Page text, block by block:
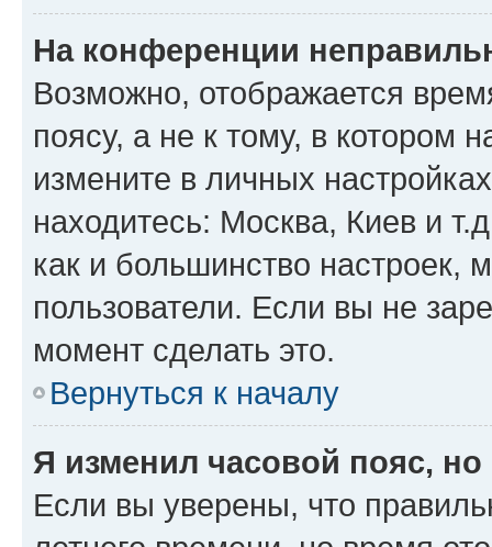
На конференции
Возможно, отображается
поясу, а не к тому, в котором
измените в личных
находитесь: Москва, Киев и
как и большинство настроек,
пользователи. Если вы не
момент сделать это.
Вернуться к началу
Я изменил часовой пояс,
Если вы уверены, что